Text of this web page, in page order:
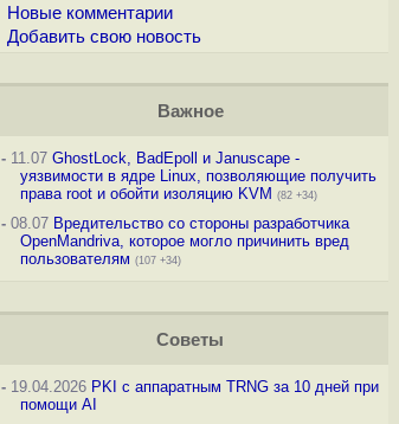
Новые комментарии
Добавить свою новость
Важное
-11.07 GhostLock, BadEpoll и Januscape -
уязвимости в ядре Linux, позволяющие получить
права root и обойти изоляцию KVM (82 +34)
-08.07 Вредительство со стороны разработчика
OpenMandriva, которое могло причинить вред
пользователям (107 +34)
Советы
-19.04.2026 PKI с аппаратным TRNG за 10 дней при
помощи AI